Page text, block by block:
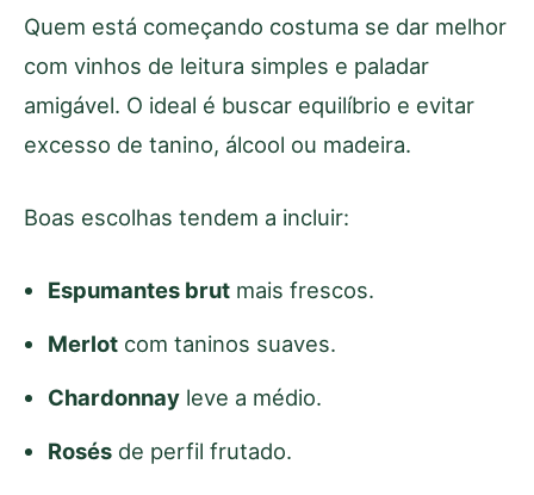
Quem está começando costuma se dar melhor
com vinhos de leitura simples e paladar
amigável. O ideal é buscar equilíbrio e evitar
excesso de tanino, álcool ou madeira.
Boas escolhas tendem a incluir:
Espumantes brut mais frescos.
Merlot com taninos suaves.
Chardonnay leve a médio.
Rosés de perfil frutado.